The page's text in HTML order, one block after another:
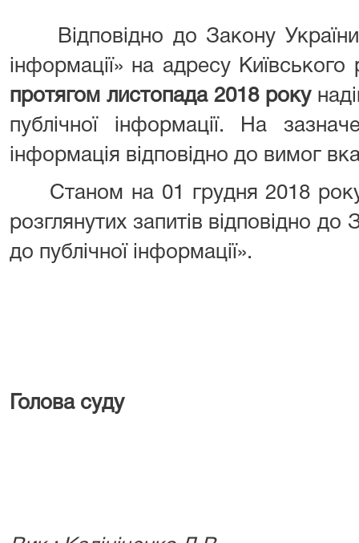
Відповідно до Закону України
інформації» на адресу
протягом листопада 2018 року
публічної інформації. На
інформація відповідно до вимог
Станом на 01 грудня 2018
розглянутих запитів відповідно
до публічної інформації».